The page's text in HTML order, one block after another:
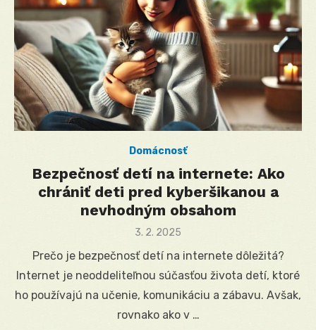
Domácnosť
Bezpečnosť detí na internete: Ako
chrániť deti pred kyberšikanou a
nevhodným obsahom
Posted
3. 2. 2025
Prečo je bezpečnosť detí na internete dôležitá?
Internet je neoddeliteľnou súčasťou života detí, ktoré
ho používajú na učenie, komunikáciu a zábavu. Avšak,
rovnako ako v …